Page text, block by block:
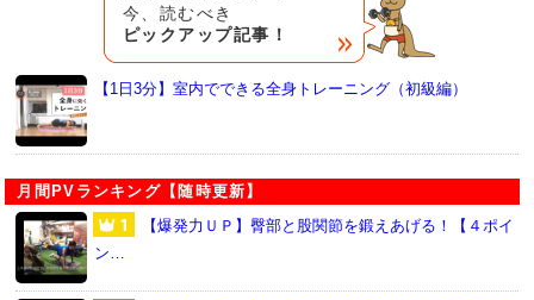
今、読むべき
ピックアップ記事！
【1日3分】室内でできる全身トレーニング（初級編）
月間PVランキング【随時更新】
【爆発力ＵＰ】臀部と股関節を鍛えあげる！【４ポイ
ン…